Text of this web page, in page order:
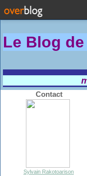
Le Blog
Contact
Sylvain Rakotoarison